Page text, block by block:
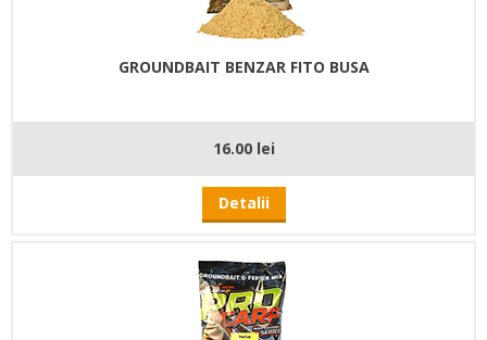
GROUNDBAIT BENZAR FITO BUSA
16.00 lei
Detalii